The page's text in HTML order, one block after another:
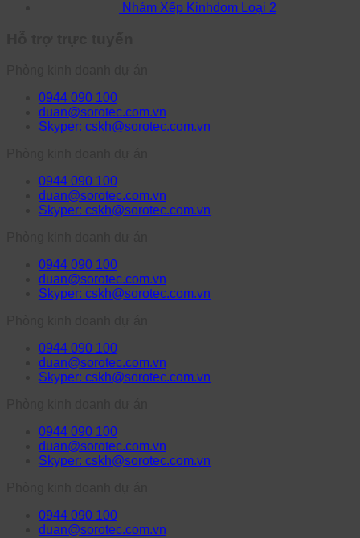
Nhám Xếp Kinhdom Loại 2
0944 090 100
duan@sorotec.com.vn
Skyper: cskh@sorotec.com.vn
0944 090 100
duan@sorotec.com.vn
Skyper: cskh@sorotec.com.vn
0944 090 100
duan@sorotec.com.vn
Skyper: cskh@sorotec.com.vn
0944 090 100
duan@sorotec.com.vn
Skyper: cskh@sorotec.com.vn
0944 090 100
duan@sorotec.com.vn
Skyper: cskh@sorotec.com.vn
0944 090 100
duan@sorotec.com.vn